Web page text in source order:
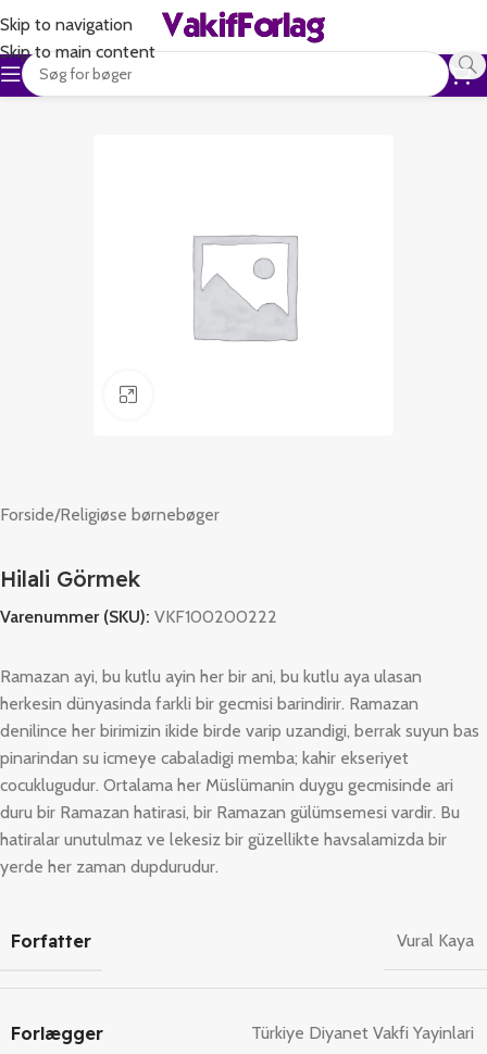
Skip to navigation
Skip to main content
Forside/Religiøse børnebøger
Hilali Görmek
Varenummer (SKU): VKF100200222
Ramazan ayi, bu kutlu ayin her bir ani, bu kutlu aya ulasan
herkesin dünyasinda farkli bir gecmisi barindirir. Ramazan
denilince her birimizin ikide birde varip uzandigi, berrak suyun bas
pinarindan su icmeye cabaladigi memba; kahir ekseriyet
cocuklugudur. Ortalama her Müslümanin duygu gecmisinde ari
duru bir Ramazan hatirasi, bir Ramazan gülümsemesi vardir. Bu
hatiralar unutulmaz ve lekesiz bir güzellikte havsalamizda bir
yerde her zaman dupdurudur.
Forfatter Vural Kaya
Forlægger Türkiye Diyanet Vakfi Yayinlari